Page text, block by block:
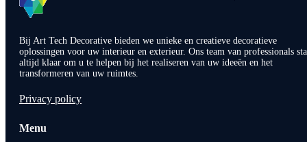
Bij Art Tech Decorative bieden we unieke en creatieve decoratieve
oplossingen voor uw interieur en exterieur. Ons team van professionals
altijd klaar om u te helpen bij het realiseren van uw ideeën en het
transformeren van uw ruimtes.
Privacy policy
Menu